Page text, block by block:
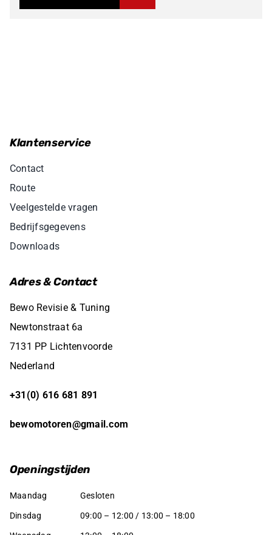
Klantenservice
Contact
Route
Veelgestelde vragen
Bedrijfsgegevens
Downloads
Adres & Contact
Bewo Revisie & Tuning
Newtonstraat 6a
7131 PP Lichtenvoorde
Nederland
+31(0) 616 681 891
bewomotoren@gmail.com
Openingstijden
Maandag Gesloten
Dinsdag 09:00 – 12:00 / 13:00 – 18:00